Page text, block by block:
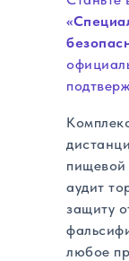
пищевой
аудит
защиту
любое